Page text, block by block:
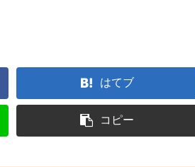
はてブ
コピー